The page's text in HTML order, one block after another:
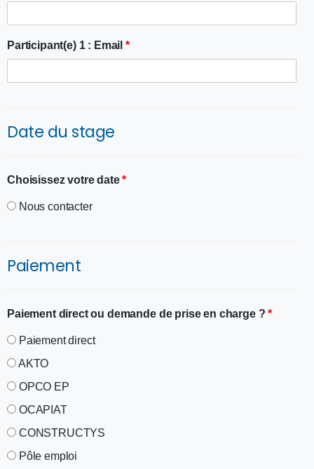
Participant(e) 1 : Email *
Date du stage
Choisissez votre date*
Nous contacter
Paiement
Paiement direct ou demande de prise en charge ?*
Paiement direct
AKTO
OPCO EP
OCAPIAT
CONSTRUCTYS
Pôle emploi